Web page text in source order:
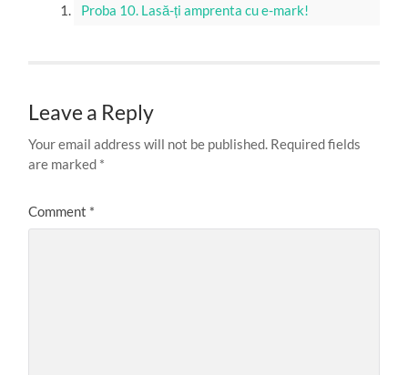
Proba 10. Lasă-ți amprenta cu e-mark!
Leave a Reply
Your email address will not be published. Required fields
are marked *
Comment *